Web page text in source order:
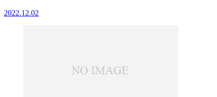
2022.12.02